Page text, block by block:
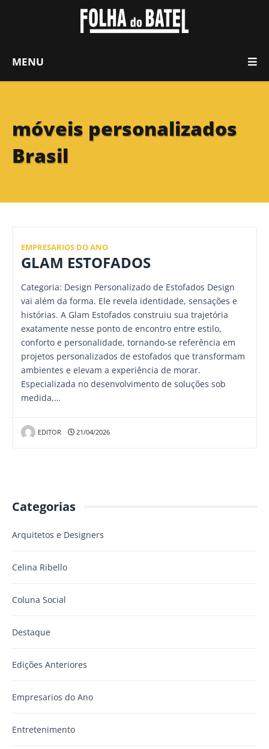
MENU
móveis personalizados
Brasil
EMPRESARIOS DO ANO
GLAM ESTOFADOS
Categoria: Design Personalizado de Estofados Design
vai além da forma. Ele revela identidade, sensações e
histórias. A Glam Estofados construiu sua trajetória
exatamente nesse ponto de encontro entre estilo,
conforto e personalidade, tornando-se referência em
projetos personalizados de estofados que transformam
ambientes e elevam a experiência de morar.
Especializada no desenvolvimento de soluções sob
medida,…
EDITOR 21/04/2026
Categorias
Arquitetos e Designers
Celina Ribello
Coluna Social
Destaque
Edições Anteriores
Empresarios do Ano
Entretenimento